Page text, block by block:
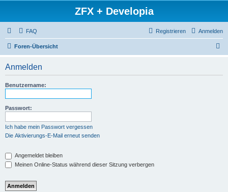
ZFX + Developia
FAQ Anmelden
Registrieren
Foren-Übersicht
Anmelden
Benutzername:
Passwort:
Ich habe mein Passwort vergessen
Die Aktivierungs-E-Mail erneut senden
Angemeldet bleiben
Meinen Online-Status während dieser Sitzung verbergen